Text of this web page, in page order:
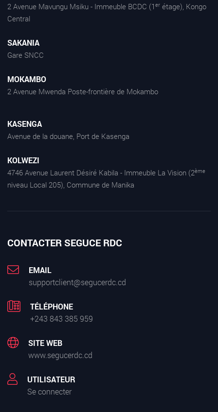
2 Avenue Mavungu Msiku - Immeuble BCDC (1 er étage), Kongo
Central
SAKANIA
Gare SNCC
MOKAMBO
2 Avenue Mwenda Poste-frontière de Mokambo
KASENGA
Avenue de la douane, Port de Kasenga
KOLWEZI
4746 Avenue Laurent Désiré Kabila - Immeuble La Vision (2ème
niveau Local 205), Commune de Manika
CONTACTER SEGUCE RDC
EMAIL
supportclient@segucerdc.cd
TÉLÉPHONE
+243 843 385 959
SITE WEB
www.segucerdc.cd
UTILISATEUR
Se connecter